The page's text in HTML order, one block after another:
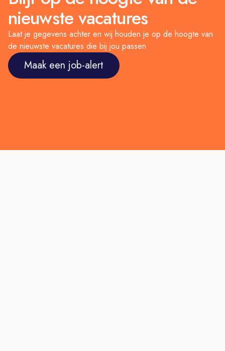
nieuwste vacatures
Laat je gegevens achter en wij houden je op de hoogte van
de nieuwste vacatures die bij jou passen
Maak een job-alert